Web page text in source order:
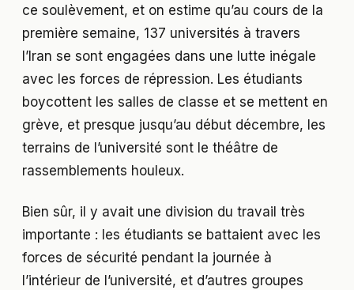
ce soulèvement, et on estime qu’au cours de la
première semaine, 137 universités à travers
l’Iran se sont engagées dans une lutte inégale
avec les forces de répression. Les étudiants
boycottent les salles de classe et se mettent en
grève, et presque jusqu’au début décembre, les
terrains de l’université sont le théâtre de
rassemblements houleux.
Bien sûr, il y avait une division du travail très
importante : les étudiants se battaient avec les
forces de sécurité pendant la journée à
l’intérieur de l’université, et d’autres groupes